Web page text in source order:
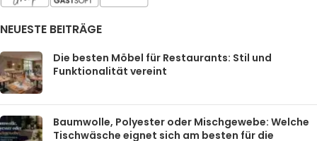
NEUESTE BEITRÄGE
Die besten Möbel für Restaurants: Stil und
Funktionalität vereint
Baumwolle, Polyester oder Mischgewebe: Welche
Tischwäsche eignet sich am besten für die